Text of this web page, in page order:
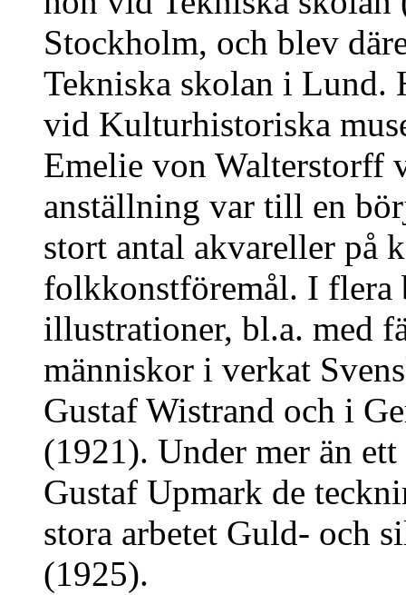
Stockholm, och blev
Tekniska skolan i Lund.
vid Kulturhistoriska
Emelie von Walterstorff
anställning var till en
stort antal akvareller på
folkkonstföremål. I flera
illustrationer, bl.a. med
människor i verkat
Gustaf Wistrand och i
(1921). Under mer än
Gustaf Upmark de
stora arbetet Guld- och
(1925).